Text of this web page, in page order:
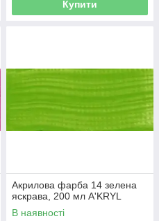
Купити
Акрилова фарба 14 зелена
яскрава, 200 мл A'KRYL
В наявності